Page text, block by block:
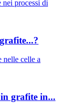
grafite in...